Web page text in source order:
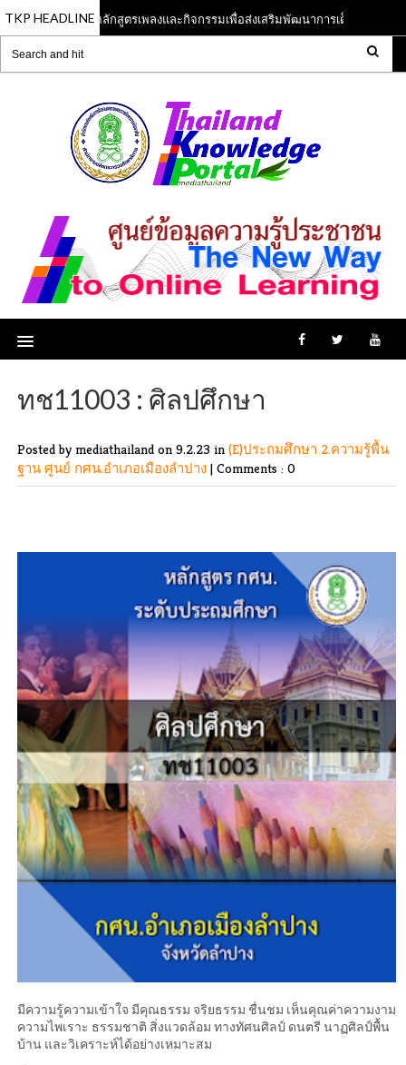
TKP HEADLINE
13 Jun 2023 หลักสูตรเพลงและกิจกรรมเพื่อส่งเสริมพัฒนาการเด็กปฐมวัย
ทช11003 : ศิลปศึกษา
Posted by mediathailand on 9.2.23 in (E)ประถมศึกษา 2.ความรู้พื้น
ฐาน ศูนย์ กศน.อำเภอเมืองลำปาง | Comments : 0
มีความรู้ความเข้าใจ มีคุณธรรม จริยธรรม ชื่นชม เห็นคุณค่าความงาม
ความไพเราะ ธรรมชาติ สิ่งแวดล้อม ทางทัศนศิลป์ ดนตรี นาฏศิลป์พื้น
บ้าน และวิเคราะห์ได้อย่างเหมาะสม